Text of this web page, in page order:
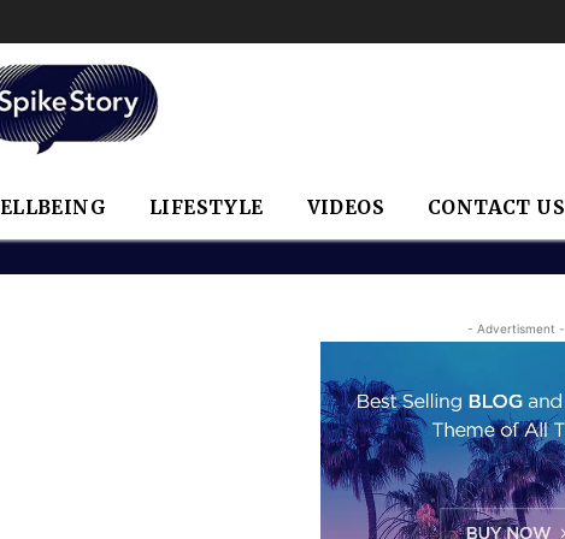
LIFESTYLE VIDEOS CONTACT US
- Advertisment -